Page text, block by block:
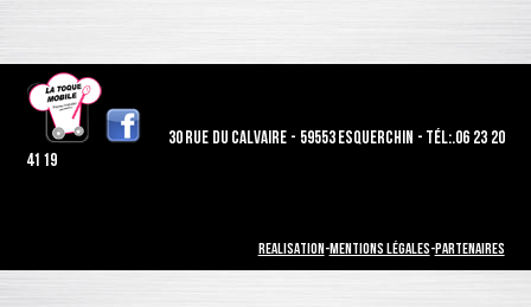
30 rue du calvaire - 59553 Esquerchin - Tél:.06 23 20
41 19
Partenaires
-
Mentions légales
-
Realisation